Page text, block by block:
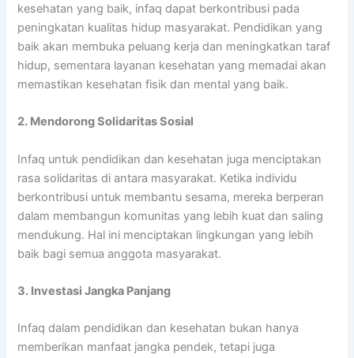
kesehatan yang baik, infaq dapat berkontribusi pada
peningkatan kualitas hidup masyarakat. Pendidikan yang
baik akan membuka peluang kerja dan meningkatkan taraf
hidup, sementara layanan kesehatan yang memadai akan
memastikan kesehatan fisik dan mental yang baik.
2. Mendorong Solidaritas Sosial
Infaq untuk pendidikan dan kesehatan juga menciptakan
rasa solidaritas di antara masyarakat. Ketika individu
berkontribusi untuk membantu sesama, mereka berperan
dalam membangun komunitas yang lebih kuat dan saling
mendukung. Hal ini menciptakan lingkungan yang lebih
baik bagi semua anggota masyarakat.
3. Investasi Jangka Panjang
Infaq dalam pendidikan dan kesehatan bukan hanya
memberikan manfaat jangka pendek, tetapi juga